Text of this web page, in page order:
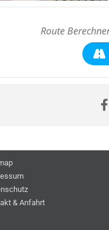
& Anfahrt